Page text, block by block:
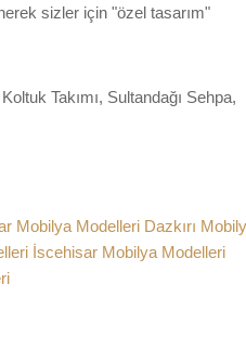
sizler için "özel tasarım"
Takımı, Sultandağı Sehpa,
Mobilya Modelleri Dazkırı
İscehisar Mobilya Modelleri